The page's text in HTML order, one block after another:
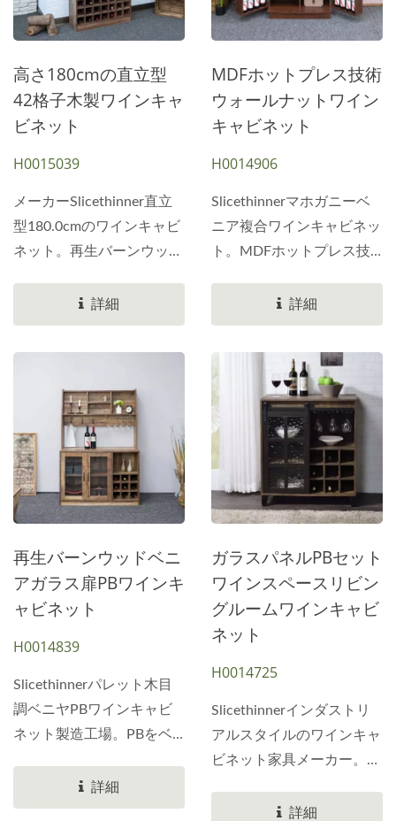
下には15.0cmの低層スペ
ースがあります。真ん中に
3段のワインセラーがあり
ます。最大9本の赤ワイン
37cm、奥行きは44cmで
処理には黒サンドブラスト
を使用しています。ドアパ
とができます。溝の直径は
1cmです。各溝の直径は
25mmです。ヴィンテージ
ラスティックグレーオーク
ワインキャビネット。
Huiyingはお問い合わせく
高さ180cmの直立型
42格子木製ワインキャ
ビネット
H0015039
メーカーSlicethinner直立
型180.0cmのワインキャビ
ネット。再生バーンウッド
合板に貼り付けています。
最大42のコンパートメント
のワインセラーの深さは
いに埋め込み、交差させる
方法で組み合わせます。組
み立て方法がより簡単にな
り、価格がより手頃になり
ます。下には高さ6.5cmの
立水板があります。中間層
はアイテムを置くための高
さ36.0cmです。上部には
納スペースがあります。上
庭で実用的なワインキャビ
ネットのデザイン。サイド
詳細
MDFホットプレス技術
ウォールナットワイン
キャビネット
H0014906
Slicethinnerマホガニーベ
ニア複合ワインキャビネッ
ト。MDFホットプレス技
きドアパネル。123.0...
詳細
再生バーンウッドベニ
アガラス扉PBワインキ
ャビネット
H0014839
Slicethinnerパレット木目
調ベニヤPBワインキャビ
ネット製造工場。PBをベ
ンキャビネット。高さは
148.0cm。右下に9つの正
詳細
ガラスパネルPBセット
ワインスペースリビン
グルームワインキャビ
ネット
H0014725
Slicethinnerインダストリ
アルスタイルのワインキャ
ビネット家具メーカー。長
ネットは比較的小型です。
詳細